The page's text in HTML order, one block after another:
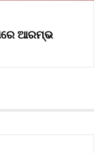
ଆରମ୍ଭ